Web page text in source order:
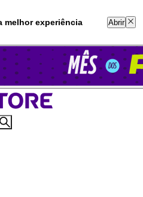
melhor experiência Abrir